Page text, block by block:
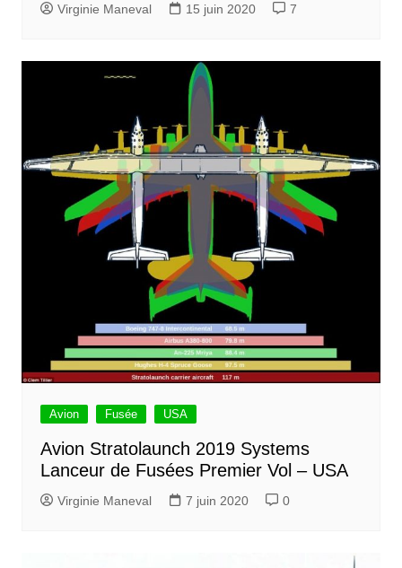
Virginie Maneval 15 juin 2020 7
Avion Fusée USA
Avion Stratolaunch 2019 Systems
Lanceur de Fusées Premier Vol – USA
Virginie Maneval 7 juin 2020 0